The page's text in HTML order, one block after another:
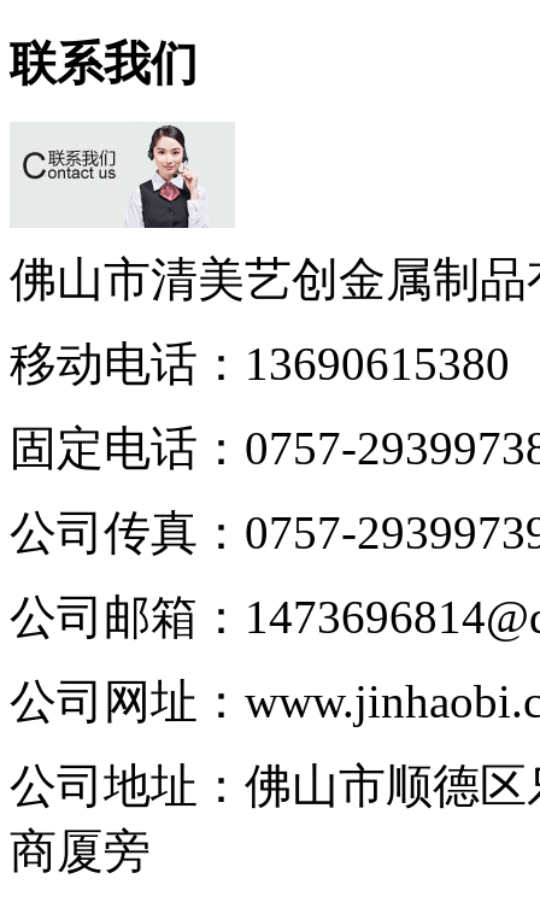
联系我们
佛山市清美艺创金属制
移动电话： 13690615380
固定电话： 0757-
公司传真： 0757-
公司邮箱：
公司网址：
公司地址： 佛山市顺德
商厦旁